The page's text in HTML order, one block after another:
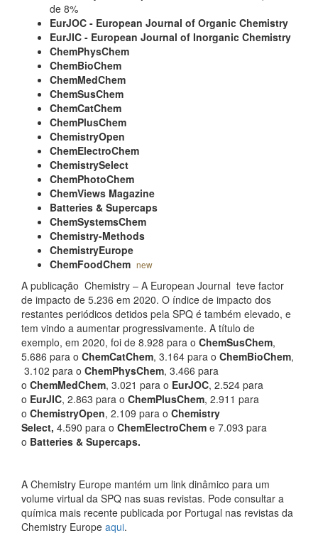
de 8%
EurJOC - European Journal of Organic Chemistry
EurJIC - European Journal of Inorganic Chemistry
ChemPhysChem
ChemBioChem
ChemMedChem
ChemSusChem
ChemCatChem
ChemPlusChem
ChemistryOpen
ChemElectroChem
ChemistrySelect
ChemPhotoChem
ChemViews Magazine
Batteries & Supercaps
ChemSystemsChem
Chemistry-Methods
ChemistryEurope
ChemFoodChem new
A publicação Chemistry – A European Journal teve factor
de impacto de 5.236 em 2020. O índice de impacto dos
restantes periódicos detidos pela SPQ é também elevado, e
tem vindo a aumentar progressivamente. A título de
exemplo, em 2020, foi de 8.928 para o ChemSusChem,
5.686 para o ChemCatChem, 3.164 para o ChemBioChem,
3.102 para o ChemPhysChem, 3.466 para
o ChemMedChem, 3.021 para o EurJOC, 2.524 para
o EurJIC, 2.863 para o ChemPlusChem, 2.911 para
o ChemistryOpen, 2.109 para o Chemistry
Select, 4.590 para o ChemElectroChem e 7.093 para
o Batteries & Supercaps.
A Chemistry Europe mantém um link dinâmico para um
volume virtual da SPQ nas suas revistas. Pode consultar a
química mais recente publicada por Portugal nas revistas da
Chemistry Europe aqui.